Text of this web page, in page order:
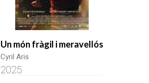
Un món fràgil i meravellós
Cyril Aris
2025